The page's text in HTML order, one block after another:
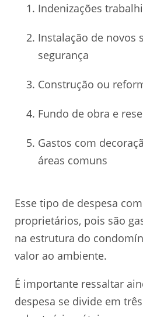
Indenizações
Instalação de novos
segurança
Construção ou
Fundo de obra e
Gastos com
áreas comuns
Esse tipo de despesa
proprietários, pois são
na estrutura do
valor ao ambiente.
É importante ressaltar
despesa se divide em